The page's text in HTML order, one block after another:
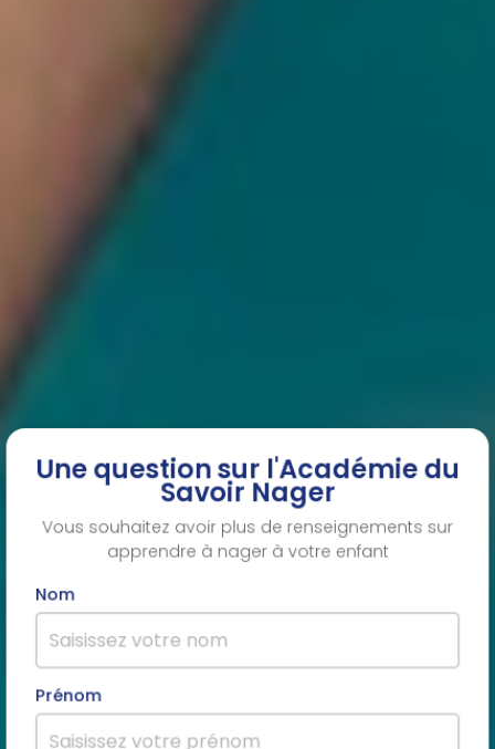
Une question sur l'Académie du
Savoir Nager
Vous souhaitez avoir plus de renseignements sur
apprendre à nager à votre enfant
Nom
Prénom